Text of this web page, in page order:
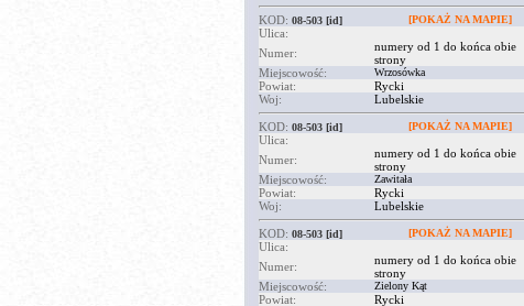
KOD: 08-503 [id] [POKAŻ NA MAPIE]
Ulica:
Numer:
numery od 1 do końca obie
strony
Miejscowość:
Wrzosówka
Powiat:
Rycki
Woj:
Lubelskie
KOD: 08-503 [id] [POKAŻ NA MAPIE]
Ulica:
Numer:
numery od 1 do końca obie
strony
Miejscowość:
Zawitała
Powiat:
Rycki
Woj:
Lubelskie
KOD: 08-503 [id] [POKAŻ NA MAPIE]
Ulica:
Numer:
numery od 1 do końca obie
strony
Miejscowość:
Zielony Kąt
Powiat:
Rycki